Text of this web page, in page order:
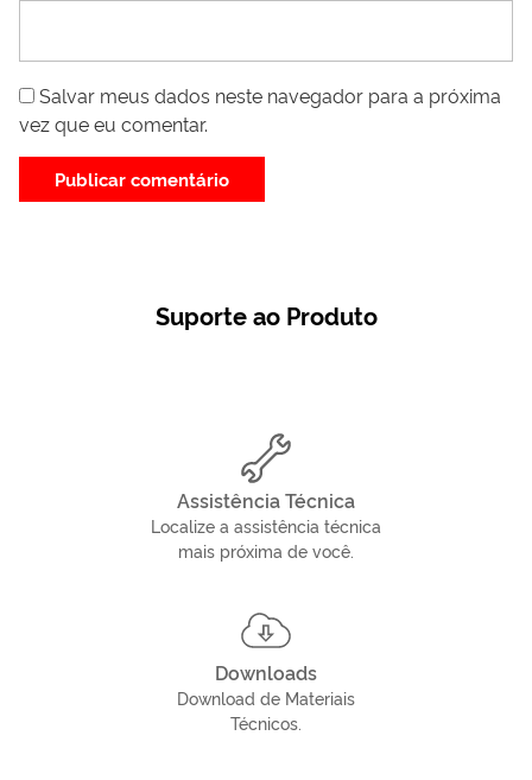
Salvar meus dados neste navegador para a próxima
vez que eu comentar.
Suporte ao Produto
Assistência Técnica
Localize a assistência técnica
mais próxima de você.
Downloads
Download de Materiais
Técnicos.